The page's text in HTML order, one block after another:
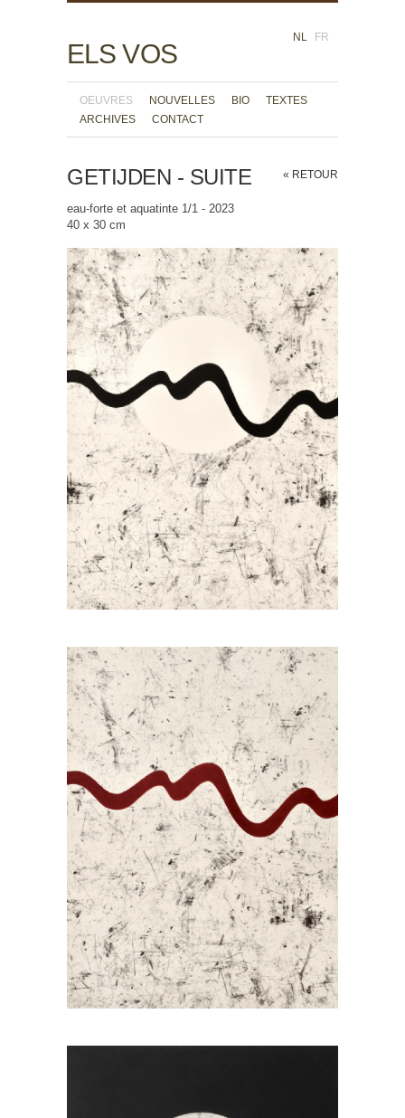
NL FR
ELS VOS
OEUVRES NOUVELLES BIO
TEXTES
ARCHIVES
CONTACT
« RETOUR
GETIJDEN - SUITE
eau-forte et aquatinte 1/1 - 2023
40 x 30 cm